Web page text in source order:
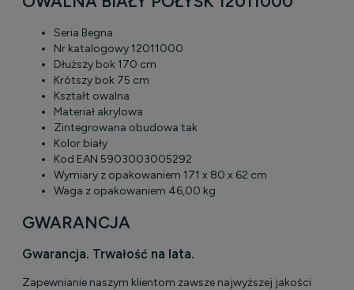
Seria Begna
Nr katalogowy12011000
Dłuższy bok170 cm
Krótszy bok 75 cm
Kształt owalna
Materiał akrylowa
Zintegrowana obudowa tak
Kolor biały
Kod EAN 5903003005292
Wymiary z opakowaniem 171 x 80 x 62 cm
Waga z opakowaniem 46,00 kg
GWARANCJA
Gwarancja. Trwałość na lata.
Zapewnianie naszym klientom zawsze najwyższej jakości